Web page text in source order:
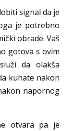
signal da je
je potrebno
obrade. Vaš
gotova s ovim
da olakša
kuhate nakon
napornog
otvara pa je